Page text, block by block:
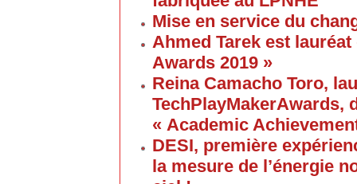
Mise en service du
Ahmed Tarek est
Awards 2019 »
Reina Camacho Toro,
TechPlayMakerAwards,
« Academic
DESI, première
la mesure de l’énergie